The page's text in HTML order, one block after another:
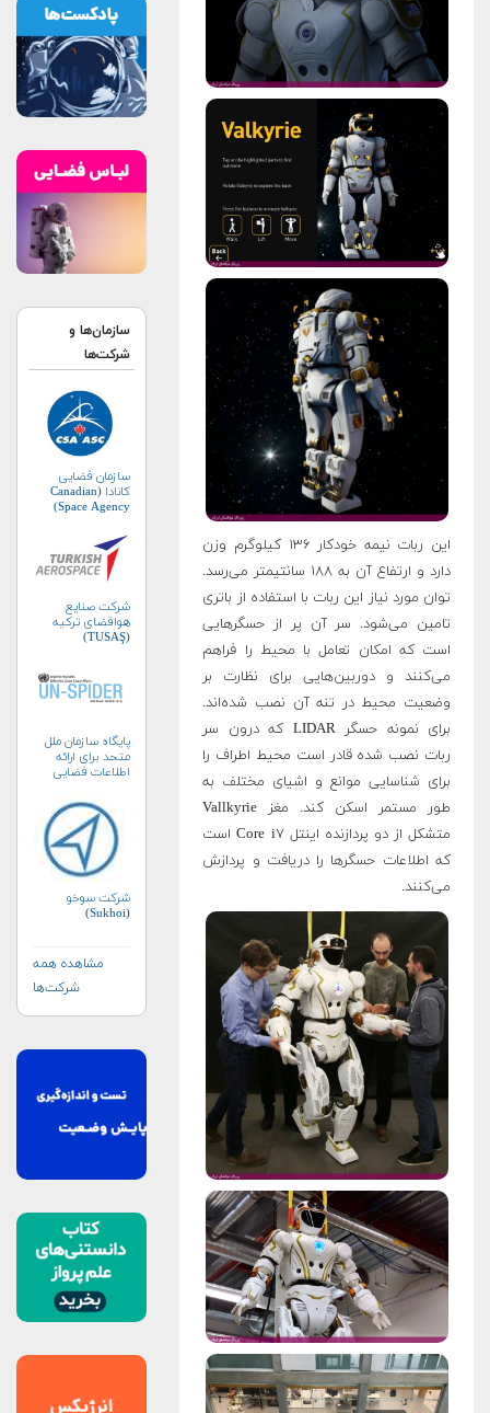
این ربات نیمه خودکار ۱۳۶ کیلوگرم وزن
دارد و ارتفاع آن به ۱۸۸ سانتیمتر می‌رسد.
توان مورد نیاز این ربات با استفاده از باتری
تامین می‌شود. سر آن پر از حسگرهایی
است که امکان تعامل با محیط را فراهم
می‌کنند و دوربین‌هایی برای نظارت بر
وضعیت محیط در تنه آن نصب شده‌اند.
برای نمونه حسگر LIDAR که درون سر
ربات نصب شده قادر است محیط اطراف را
برای شناسایی موانع و اشیای مختلف به
طور مستمر اسکن کند. مغز Vallkyrie
متشکل از دو پردازنده اینتل Core i۷ است
که اطلاعات حسگرها را دریافت و پردازش
می‌کنند.
سازمان‌ها و
شرکت‌ها
سازمان فضایی
کانادا (Canadian
Space Agency)
شرکت صنایع
هوافضای ترکیه
(TUSAŞ)
پایگاه سازمان ملل
متحد برای ارائه
اطلاعات فضایی
بلایا و واکنش‌های
اضطراری (UN-
SPIDER)
شرکت سوخو
(Sukhoi)
مشاهده همه
شرکت‌ها